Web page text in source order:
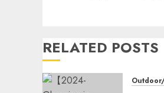
RELATED POSTS